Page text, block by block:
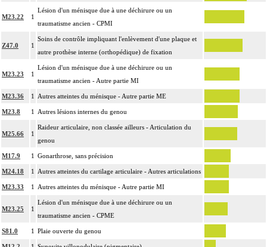
M23.22 1
Lésion d'un ménisque due à une déchirure ou un
traumatisme ancien - CPMI
Z47.0 1
Soins de contrôle impliquant l'enlèvement d'une plaque et
autre prothèse interne (orthopédique) de fixation
M23.23 1
Lésion d'un ménisque due à une déchirure ou un
traumatisme ancien - Autre partie MI
M23.36 1 Autres atteintes du ménisque - Autre partie ME
M23.8 1 Autres lésions internes du genou
M25.66 1
Raideur articulaire, non classée ailleurs - Articulation du
genou
M17.9 1 Gonarthrose, sans précision
M24.18 1 Autres atteintes du cartilage articulaire - Autres articulations
M23.33 1 Autres atteintes du ménisque - Autre partie MI
M23.25 1
Lésion d'un ménisque due à une déchirure ou un
traumatisme ancien - CPME
S81.0 1 Plaie ouverte du genou